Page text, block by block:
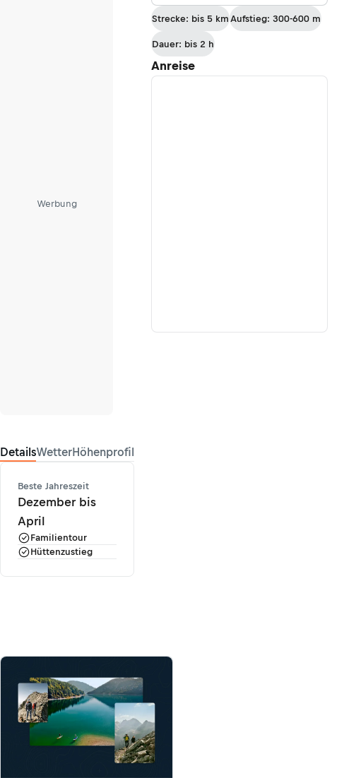
Werbung
DetailsWetterHöhenprofil
Beste Jahreszeit
Dezember bis
April
Familientour
Hüttenzustieg
Schwabenbartl
Strecke: bis 5 km Aufstieg: 300-600 m
Dauer: bis 2 h
Anreise